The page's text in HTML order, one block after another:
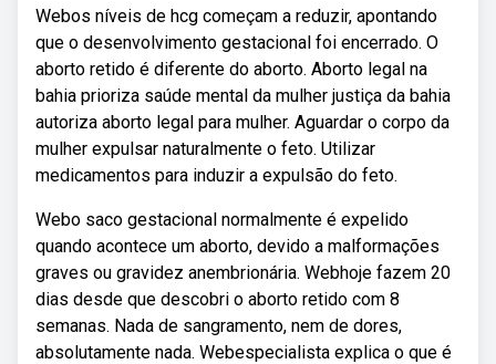
Webos níveis de hcg começam a reduzir, apontando
que o desenvolvimento gestacional foi encerrado. O
aborto retido é diferente do aborto. Aborto legal na
bahia prioriza saúde mental da mulher justiça da bahia
autoriza aborto legal para mulher. Aguardar o corpo da
mulher expulsar naturalmente o feto. Utilizar
medicamentos para induzir a expulsão do feto.
Webo saco gestacional normalmente é expelido
quando acontece um aborto, devido a malformações
graves ou gravidez anembrionária. Webhoje fazem 20
dias desde que descobri o aborto retido com 8
semanas. Nada de sangramento, nem de dores,
absolutamente nada. Webespecialista explica o que é